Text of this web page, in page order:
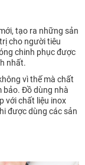
tạo ra những sản
cho người tiêu
chinh phục được
nhất.
vì thế mà chất
bảo. Đồ dùng nhà
với chất liệu inox
được dùng các sản